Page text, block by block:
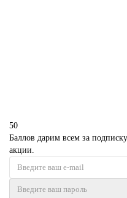
50
Баллов дарим всем за
акции.